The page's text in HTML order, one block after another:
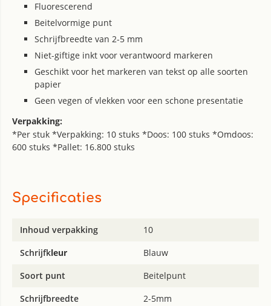
Fluorescerend
Beitelvormige punt
Schrijfbreedte van 2-5 mm
Niet-giftige inkt voor verantwoord markeren
Geschikt voor het markeren van tekst op alle soorten
papier
Geen vegen of vlekken voor een schone presentatie
Verpakking:
*Per stuk *Verpakking: 10 stuks *Doos: 100 stuks *Omdoos:
600 stuks *Pallet: 16.800 stuks
Specificaties
Inhoud verpakking
10
Schrijfkleur
Blauw
Soort punt
Beitelpunt
Schrijfbreedte
2-5mm